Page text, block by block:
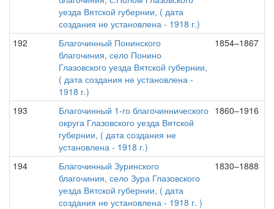
уезда Вятской губернии, ( дата
создания не установлена - 1918 г.)
192
Благочинный Понинского
благочиния, село Понино
Глазовского уезда Вятской губернии,
( дата создания не установлена -
1918 г.)
1854–1867
193
Благочинный 1-го благочиннического
округа Глазовского уезда Вятской
губернии, ( дата создания не
установлена - 1918 г.)
1860–1916
194
Благочинный Зуринского
благочиния, село Зура Глазовского
уезда Вятской губернии, ( дата
создания не установлена - 1918 г. )
1830–1888